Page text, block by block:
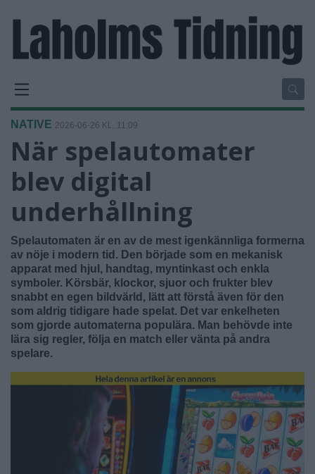
NATIVE 2026-06-26 KL. 11:09
När spelautomater
blev digital
underhållning
Spelautomaten är en av de mest igenkännliga formerna
av nöje i modern tid. Den började som en mekanisk
apparat med hjul, handtag, myntinkast och enkla
symboler. Körsbär, klockor, sjuor och frukter blev
snabbt en egen bildvärld, lätt att förstå även för den
som aldrig tidigare hade spelat. Det var enkelheten
som gjorde automaterna populära. Man behövde inte
lära sig regler, följa en match eller vänta på andra
spelare.